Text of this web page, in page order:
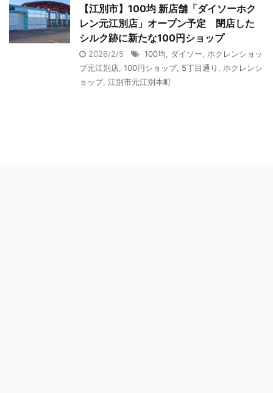
【江別市】100均 新店舗「ダイソーホク
レン元江別店」オープン予定 閉店した
シルク跡に新たな100円ショップ
2026/2/5 100均, ダイソー, ホクレンショッ
プ元江別店, 100円ショップ, 5丁目通り , ホクレンシ
ョップ, 江別市元江別本町